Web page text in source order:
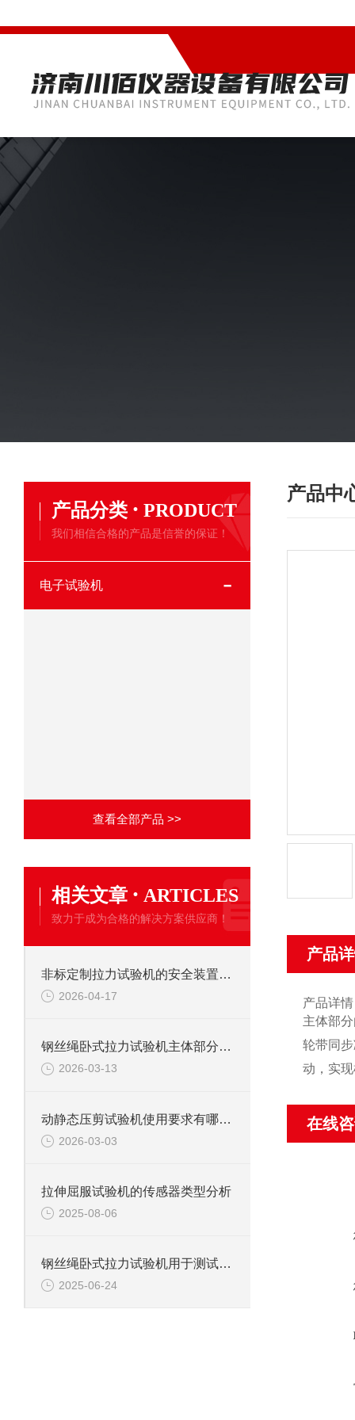
产品分类 · PRODUCT
我们相信合格的产品是信誉的保证！
电子试验机
查看全部产品 >>
相关文章 · ARTICLES
致力于成为合格的解决方案供应商！
非标定制拉力试验机的安全装置：保障操作安全的关键
2026-04-17
钢丝绳卧式拉力试验机主体部分及作用
2026-03-13
动静态压剪试验机使用要求有哪些？
2026-03-03
拉伸屈服试验机的传感器类型分析
2025-08-06
钢丝绳卧式拉力试验机用于测试钢丝绳、钢丝、电缆等材料拉伸性能
2025-06-24
产品中
产品
产品详情
主体部
轮带同
动，实
在线